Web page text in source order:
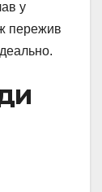
у
пережив